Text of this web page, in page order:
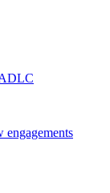
engagements